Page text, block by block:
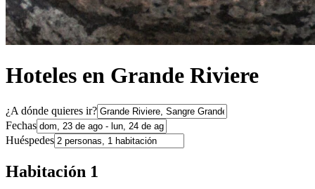
Hoteles en Grande Riviere
¿A dónde quieres ir?
Fechas
Huéspedes
Habitación 1